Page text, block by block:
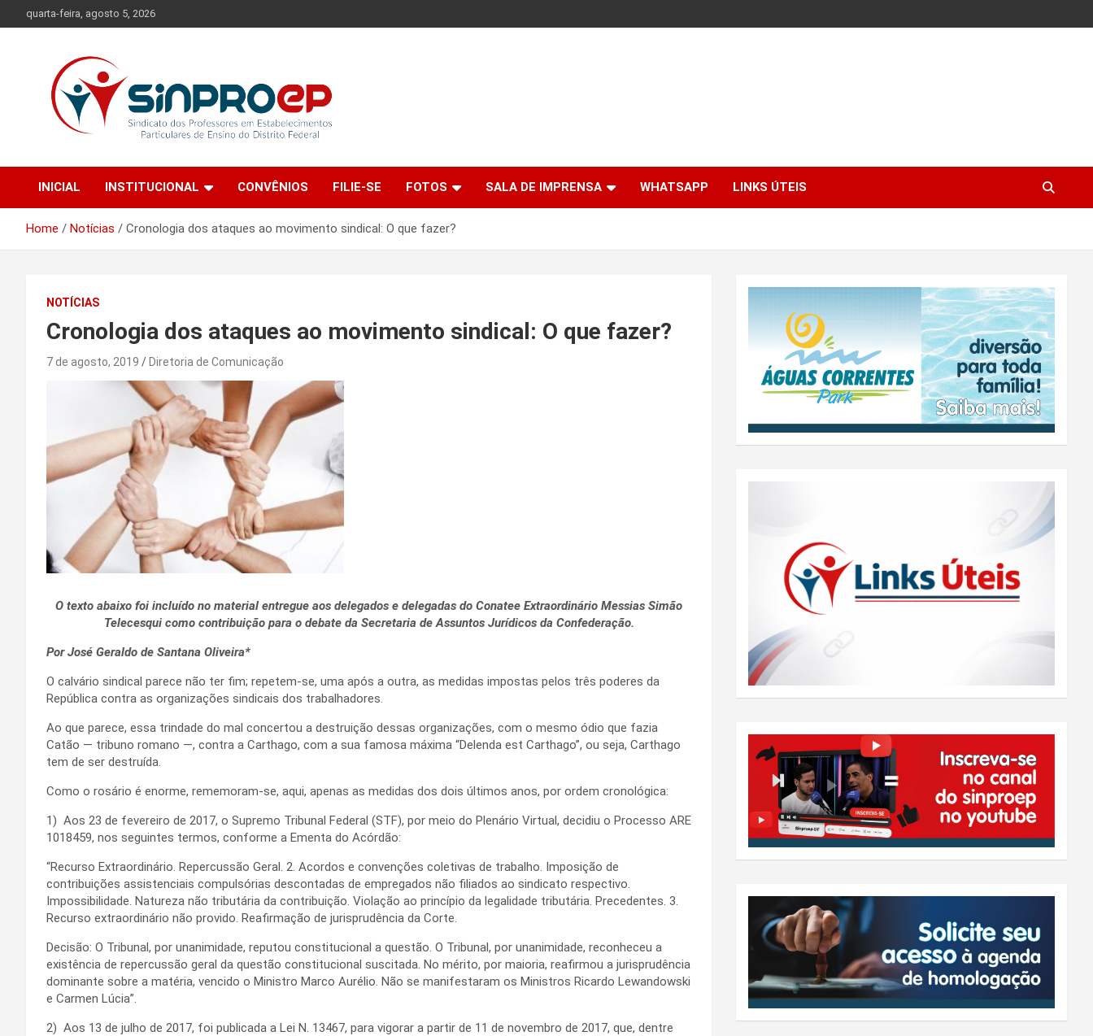
to
quarta-feira, agosto 5, 2026
Sinproep-DF
de Ensino do Distrito Federal
INICIAL
INSTITUCIONAL CONVÊNIOS FILIE-SE FOTOS SALA DE IMPRENSA WHATSAPP LINKS ÚTEIS
Home Notícias Cronologia dos ataques ao movimento sindical: O que fazer?
NOTÍCIAS
Cronologia dos ataques ao movimento sindical: O que fazer?
7 de agosto, 2019 Diretoria de Comunicação
O texto abaixo foi incluído no material entregue aos delegados e delegadas do Conatee Extraordinário Messias Simão
Telecesqui como contribuição para o debate da Secretaria de Assuntos Jurídicos da Confederação.
Por José Geraldo de Santana Oliveira*
O calvário sindical parece não ter fim; repetem-se, uma após a outra, as medidas impostas pelos três poderes da
República contra as organizações sindicais dos trabalhadores.
Ao que parece, essa trindade do mal concertou a destruição dessas organizações, com o mesmo ódio que fazia
Catão — tribuno romano —, contra a Carthago, com a sua famosa máxima “Delenda est Carthago”, ou seja, Carthago
tem de ser destruída.
Como o rosário é enorme, rememoram-se, aqui, apenas as medidas dos dois últimos anos, por ordem cronológica:
1) Aos 23 de fevereiro de 2017, o Supremo Tribunal Federal (STF), por meio do Plenário Virtual, decidiu o Processo ARE
1018459, nos seguintes termos, conforme a Ementa do Acórdão:
“Recurso Extraordinário. Repercussão Geral. 2. Acordos e convenções coletivas de trabalho. Imposição de
contribuições assistenciais compulsórias descontadas de empregados não filiados ao sindicato respectivo.
Impossibilidade. Natureza não tributária da contribuição. Violação ao princípio da legalidade tributária. Precedentes. 3.
Recurso extraordinário não provido. Reafirmação de jurisprudência da Corte.
Decisão: O Tribunal, por unanimidade, reputou constitucional a questão. O Tribunal, por unanimidade, reconheceu a
existência de repercussão geral da questão constitucional suscitada. No mérito, por maioria, reafirmou a jurisprudência
dominante sobre a matéria, vencido o Ministro Marco Aurélio. Não se manifestaram os Ministros Ricardo Lewandowski
e Carmen Lúcia”.
2) Aos 13 de julho de 2017, foi publicada a Lei N. 13467, para vigorar a partir de 11 de novembro de 2017, que, dentre